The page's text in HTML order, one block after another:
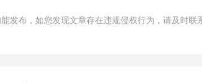
发布，如您发现文章存在违规侵权行为，请及时联